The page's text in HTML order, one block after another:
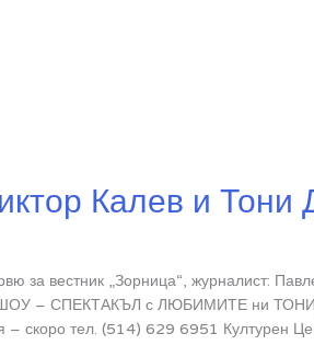
Калев и Тони
за вестник „Зорница“, журналист:
ШОУ – СПЕКТАКЪЛ с ЛЮБИМИТЕ ни
скоро тел. (514) 629 6951 Културен